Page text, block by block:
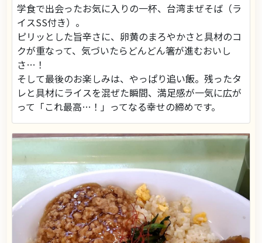
学食で出会ったお気に入りの一杯、台湾まぜそば（ラ
イスSS付き）。
ピリッとした旨辛さに、卵黄のまろやかさと具材のコ
クが重なって、気づいたらどんどん箸が進むおいし
さ…！
そして最後のお楽しみは、やっぱり追い飯。残ったタ
レと具材にライスを混ぜた瞬間、満足感が一気に広が
って「これ最高…！」ってなる幸せの締めです。